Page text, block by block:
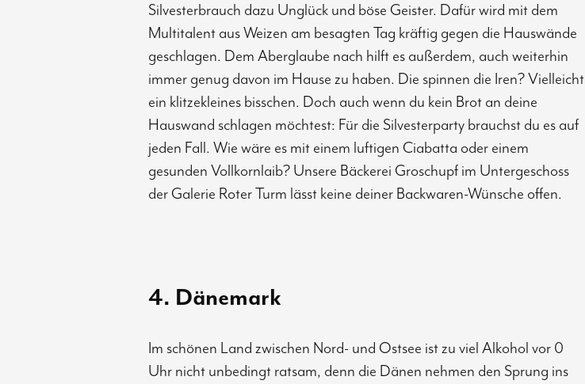
Silvesterbrauch dazu Unglück und böse Geister. Dafür wird mit dem
Multitalent aus Weizen am besagten Tag kräftig gegen die Hauswände
geschlagen. Dem Aberglaube nach hilft es außerdem, auch weiterhin
immer genug davon im Hause zu haben. Die spinnen die Iren? Vielleicht
ein klitzekleines bisschen. Doch auch wenn du kein Brot an deine
Hauswand schlagen möchtest: Für die Silvesterparty brauchst du es auf
jeden Fall. Wie wäre es mit einem luftigen Ciabatta oder einem
gesunden Vollkornlaib? Unsere Bäckerei Groschupf im Untergeschoss
der Galerie Roter Turm lässt keine deiner Backwaren-Wünsche offen.
4. Dänemark
Im schönen Land zwischen Nord- und Ostsee ist zu viel Alkohol vor 0
Uhr nicht unbedingt ratsam, denn die Dänen nehmen den Sprung ins